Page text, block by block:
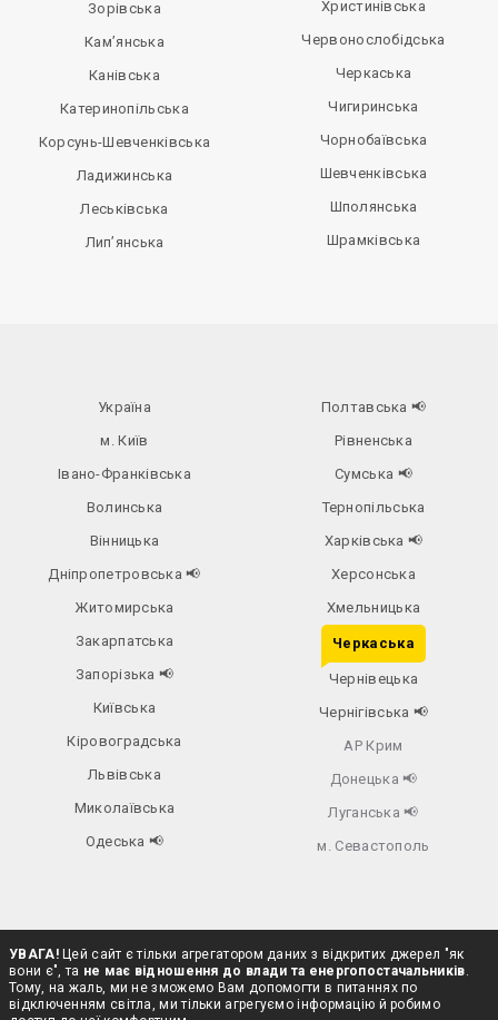
Зорівська
Кам’янська
Канівська
Катеринопільська
Корсунь-Шевченківська
Ладижинська
Леськівська
Лип’янська
Христинівська
Червонослобідська
Черкаська
Чигиринська
Чорнобаївська
Шевченківська
Шполянська
Шрамківська
Україна
м. Київ
Івано-Франківська
Волинська
Вінницька
Дніпропетровська📢
Житомирська
Закарпатська
Запорізька 📢
Київська
Кіровоградська
Львівська
Миколаївська
Одеська📢
Полтавська 📢
Рівненська
Сумська 📢
Тернопільська
Харківська 📢
Херсонська
Хмельницька
Черкаська
Чернівецька
Чернігівська 📢
АР Крим
Донецька 📢
Луганська 📢
м. Севастополь
УВАГА!Цей сайт є тільки агрегатором даних з відкритих джерел "як
вони є", та не має відношення до влади та енергопостачальників.
Тому, на жаль, ми не зможемо Вам допомогти в питаннях по
відключенням світла, ми тільки агрегуємо інформацію й робимо